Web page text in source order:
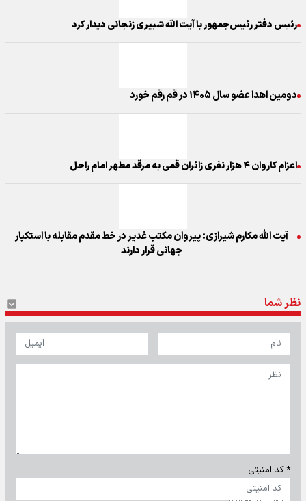
رئیس دفتر رئیس‌جمهور با آیت الله شبیری زنجانی دیدار کرد
دومین اهدا عضو سال ۱۴۰۵ در قم رقم خورد
اعزام کاروان ۴ هزار نفری زائران قمی به مرقد مطهر امام راحل
آیت الله مکارم شیرازی: پیروان مکتب غدیر در خط مقدم مقابله با استکبار
جهانی قرار دارند
نظر شما
* کد امنیتی